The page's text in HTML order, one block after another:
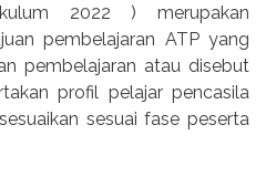
2022 ) merupakan
pembelajaran ATP yang
pembelajaran atau disebut
profil pelajar pencasila
sesuai fase peserta